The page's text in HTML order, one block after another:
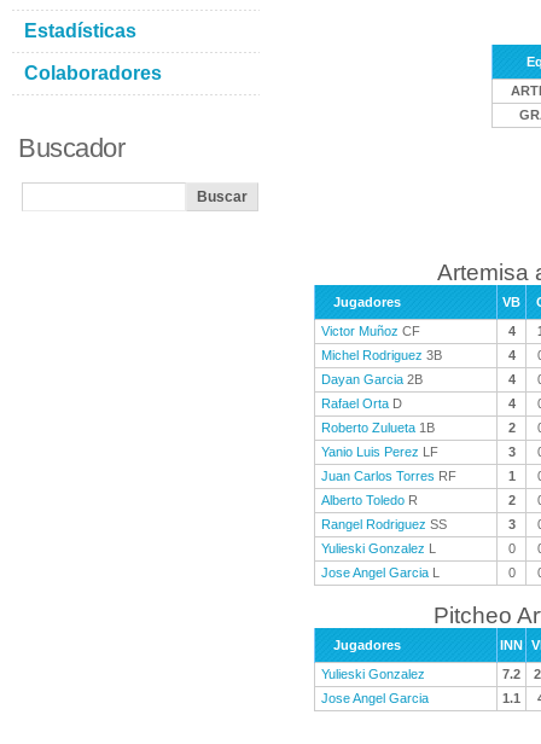
Artemisa
Jugadores VB
Victor Muñoz CF 4
Michel Rodriguez 3B 4
Dayan Garcia 2B 4
Rafael Orta D 4
Roberto Zulueta 1B 2
Yanio Luis Perez LF 3
Juan Carlos Torres RF 1
Alberto Toledo R 2
Rangel Rodriguez SS 3
Yulieski Gonzalez L 0
Jose Angel Garcia L 0
Pitcheo
Jugadores INN
Yulieski Gonzalez
7.2
Jose Angel Garcia
1.1
Estadísticas
Colaboradores
Buscador